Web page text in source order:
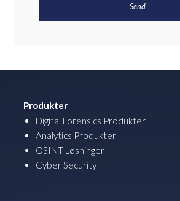
Produkter
Digital Forensics Produkter
Analytics Produkter
OSINT Løsninger
Cyber Security